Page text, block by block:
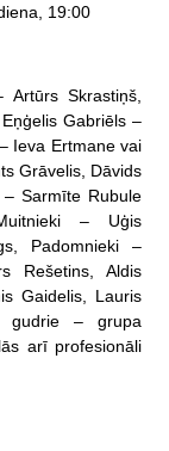
, 19:00
Skrastiņš,
Gabriēls –
Ieva Ertmane vai
Grāvelis, Dāvids
Sarmīte Rubule
– Uģis
Padomnieki –
Rešetins, Aldis
Gaidelis, Lauris
gudrie – grupa
arī profesionāli